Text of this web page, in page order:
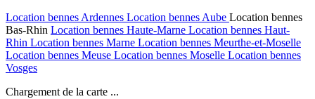
Location bennes Ardennes Location bennes Aube Location bennes
Bas-Rhin Location bennes Haute-Marne Location bennes Haut-
Rhin Location bennes Marne Location bennes Meurthe-et-Moselle
Location bennes Meuse Location bennes Moselle Location bennes
Vosges
Chargement de la carte ...